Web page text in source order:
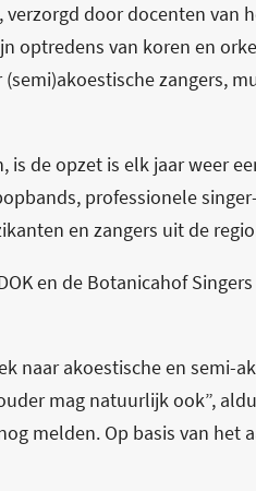
door docenten van
optredens van koren en
zangers,
de opzet is elk jaar weer
professionele
en zangers uit de
en de Botanicahof
naar akoestische en semi-
mag natuurlijk ook”,
melden. Op basis van het